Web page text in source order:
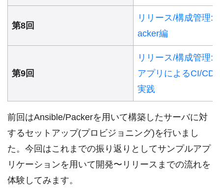
第8回
リリース/構成管理:
acker編
第9回
リリース/構成管理:
アプリによるCI/CD
実践
前回はAnsible/Packerを用いて構築したサーバに対
するセットアップ(プロビジョニング)を行いまし
た。今回はこれまでの振り返りとしてサンプルアプ
リケーションを用いて開発〜リリースまでの流れを
体験してみます。